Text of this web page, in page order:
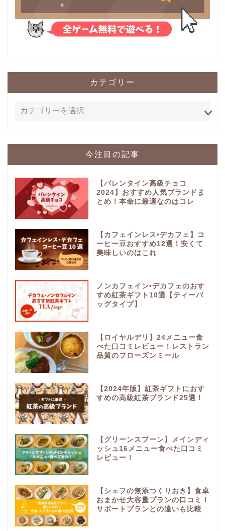
カテゴリー
今注目の記事
【バレンタイン高級チョコ
2024】おすすめ人気ブランドま
とめ！本命に最適なのはコレ
【カフェインレス•デカフェ】コ
ーヒー豆おすすめ12選！安くて
美味しいのはこれ
ノンカフェイン•デカフェのおす
すめ紅茶ギフト10選【ティーバ
ッグタイプ】
【ロイヤルデリ】24メニュー食
べた口コミレビュー！レストラン
品質のフローズンミール
【2024年版】紅茶ギフトにおす
すめの高級紅茶ブランド25選！
【グリーンスプーン】メインディ
ッシュ16メニュー食べた口コミ
レビュー！
【シェフの無添つくりおき】食卓
おまかせ大容量プランの口コミ！
サポートプランとの違いも比較